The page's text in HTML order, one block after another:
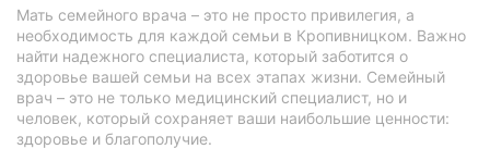
Мать семейного врача – это не просто привилегия, а
необходимость для каждой семьи в Кропивницком. Важно
найти надежного специалиста, который заботится о
здоровье вашей семьи на всех этапах жизни. Семейный
врач – это не только медицинский специалист, но и
человек, который сохраняет ваши наибольшие ценности:
здоровье и благополучие.